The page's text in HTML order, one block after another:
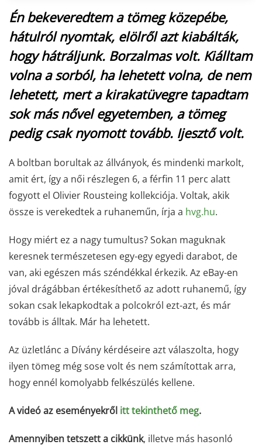
Én bekeveredtem a tömeg közepébe,
hátulról nyomtak, elölről azt kiabálták,
hogy hátráljunk. Borzalmas volt. Kiálltam
volna a sorból, ha lehetett volna, de nem
lehetett, mert a kirakatüvegre tapadtam
sok más nővel egyetemben, a tömeg
pedig csak nyomott tovább. Ijesztő volt.
A boltban borultak az állványok, és mindenki markolt,
amit ért, így a női részlegen 6, a férfin 11 perc alatt
fogyott el Olivier Rousteing kollekciója. Voltak, akik
össze is verekedtek a ruhaneműn, írja a hvg.hu.
Hogy miért ez a nagy tumultus? Sokan maguknak
keresnek természetesen egy-egy egyedi darabot, de
van, aki egészen más széndékkal érkezik. Az eBay-en
jóval drágábban értékesíthető az adott ruhanemű, így
sokan csak lekapkodtak a polcokról ezt-azt, és már
tovább is álltak. Már ha lehetett.
Az üzletlánc a Dívány kérdéseire azt válaszolta, hogy
ilyen tömeg még sose volt és nem számítottak arra,
hogy ennél komolyabb felkészülés kellene.
A videó az eseményekről itt tekinthető meg.
Amennyiben tetszett a cikkünk, illetve más hasonló